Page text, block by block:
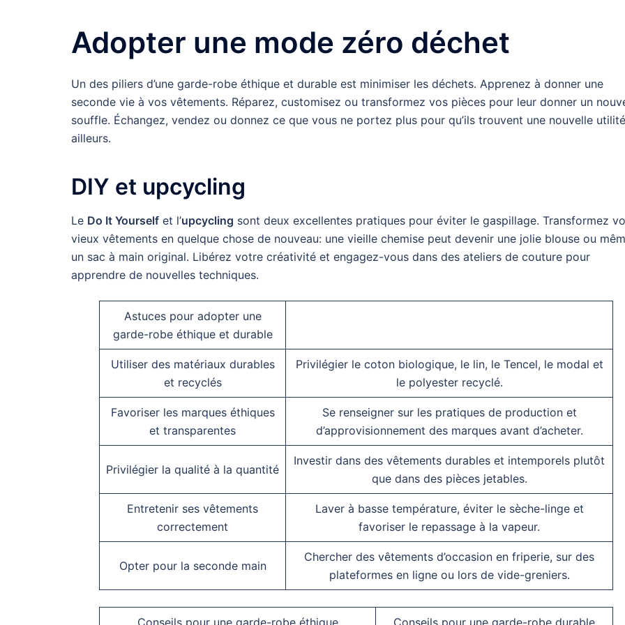
Adopter une mode zéro déchet
Un des piliers d’une garde-robe éthique et durable est minimiser les déchets. Apprenez à donner une
seconde vie à vos vêtements. Réparez, customisez ou transformez vos pièces pour leur donner un
souffle. Échangez, vendez ou donnez ce que vous ne portez plus pour qu’ils trouvent une nouvelle utilité
ailleurs.
DIY et upcycling
Le Do It Yourself et l’upcycling sont deux excellentes pratiques pour éviter le gaspillage. Transformez
vieux vêtements en quelque chose de nouveau: une vieille chemise peut devenir une jolie blouse ou
un sac à main original. Libérez votre créativité et engagez-vous dans des ateliers de couture pour
apprendre de nouvelles techniques.
Astuces pour adopter une
garde-robe éthique et durable
Utiliser des matériaux durables
et recyclés
Privilégier le coton biologique, le lin, le Tencel, le modal et
le polyester recyclé.
Favoriser les marques éthiques
et transparentes
Se renseigner sur les pratiques de production et
d’approvisionnement des marques avant d’acheter.
Privilégier la qualité à la quantité
Investir dans des vêtements durables et intemporels plutôt
que dans des pièces jetables.
Entretenir ses vêtements
correctement
Laver à basse température, éviter le sèche-linge et
favoriser le repassage à la vapeur.
Opter pour la seconde main
Chercher des vêtements d’occasion en friperie, sur des
plateformes en ligne ou lors de vide-greniers.
Conseils pour une garde-robe éthique Conseils pour une garde-robe durable